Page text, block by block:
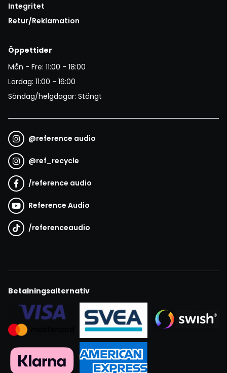
Integritet
Retur/Reklamation
Öppettider
Mån - Fre: 11:00 - 18:00
Lördag: 11:00 - 16:00
Söndag/helgdagar: Stängt
@reference audio
@ref_recycle
/reference audio
Reference Audio
/referenceaudio
Betalningsalternativ